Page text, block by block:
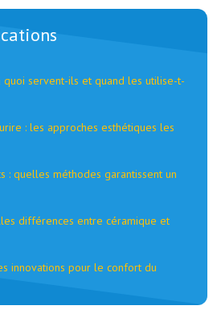
quoi servent-ils et quand les utilise-t-
: les approches esthétiques les
: quelles méthodes garantissent un
différences entre céramique et
innovations pour le confort du